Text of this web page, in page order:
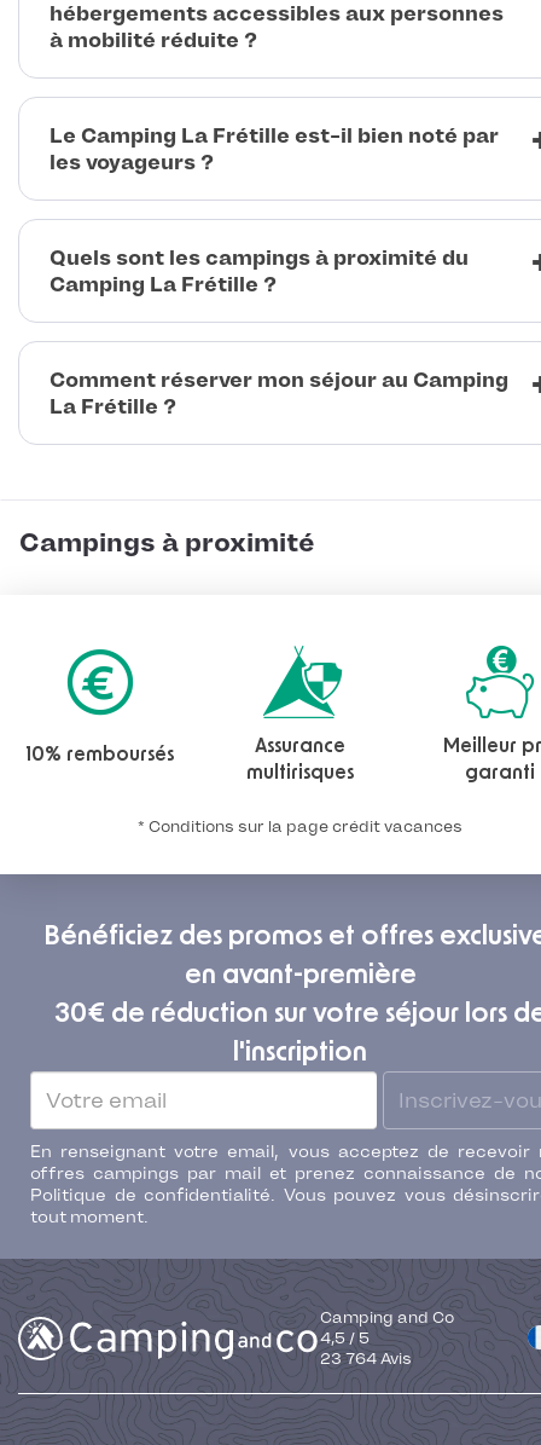
hébergements accessibles aux personnes
à mobilité réduite ?
Le Camping La Frétille est-il bien noté par
les voyageurs ?
Quels sont les campings à proximité du
Camping La Frétille ?
Comment réserver mon séjour au Camping
La Frétille ?
Campings à proximité
10% remboursés
Assurance
multirisques
Meilleur
garanti
* Conditions sur la page crédit vacances
Bénéficiez des promos et offres
en avant-première
30€ de réduction sur votre séjour lors
l'inscription
Inscrivez-
En renseignant votre email, vous acceptez de recevoir
offres campings par mail et prenez connaissance de
Politique de confidentialité. Vous pouvez vous
tout moment.
Camping and Co
4,5 / 5
23 764Avis